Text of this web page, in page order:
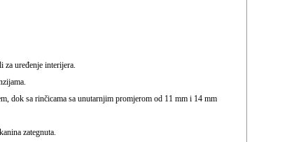
za uređenje interijera.
, dok sa rinčicama sa unutarnjim promjerom od 11 mm i 14 mm
zategnuta.